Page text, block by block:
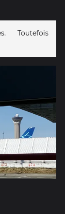
Toutefois